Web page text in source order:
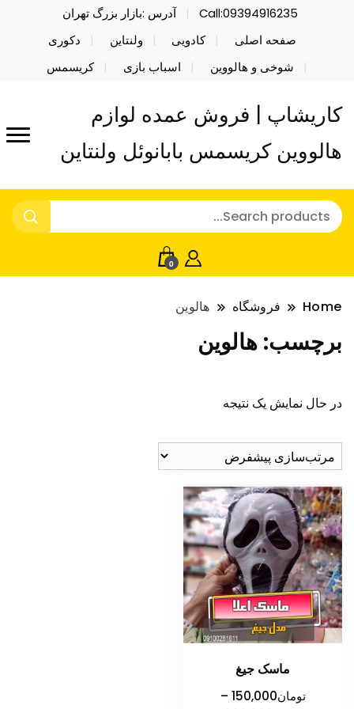
Call:09394916235
آدرس :بازار بزرگ تهران
صفحه اصلی
کادویی ولنتاین
دکوری
شوخی و هالووین
اسباب بازی کریسمس
کاریشاپ | فروش عمده لوازم
هالووین کریسمس بابانوئل ولنتاین
0
Home فروشگاه هالوین
برچسب: هالوین
در حال نمایش یک نتیجه
ماسک جیغ
تومان150,000
–